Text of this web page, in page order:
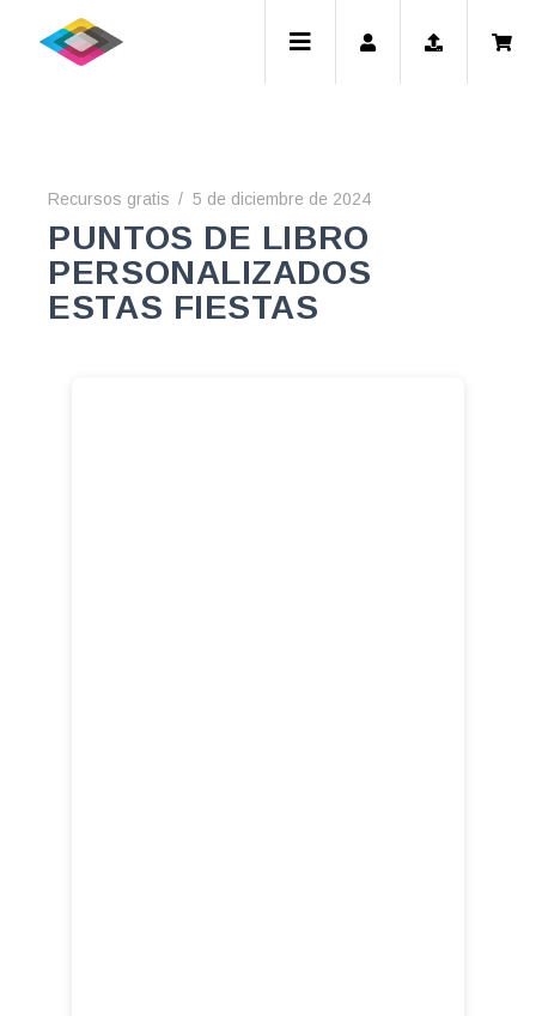
Recursos gratis 5 de diciembre de 2024
PUNTOS DE LIBRO
PERSONALIZADOS
ESTAS FIESTAS